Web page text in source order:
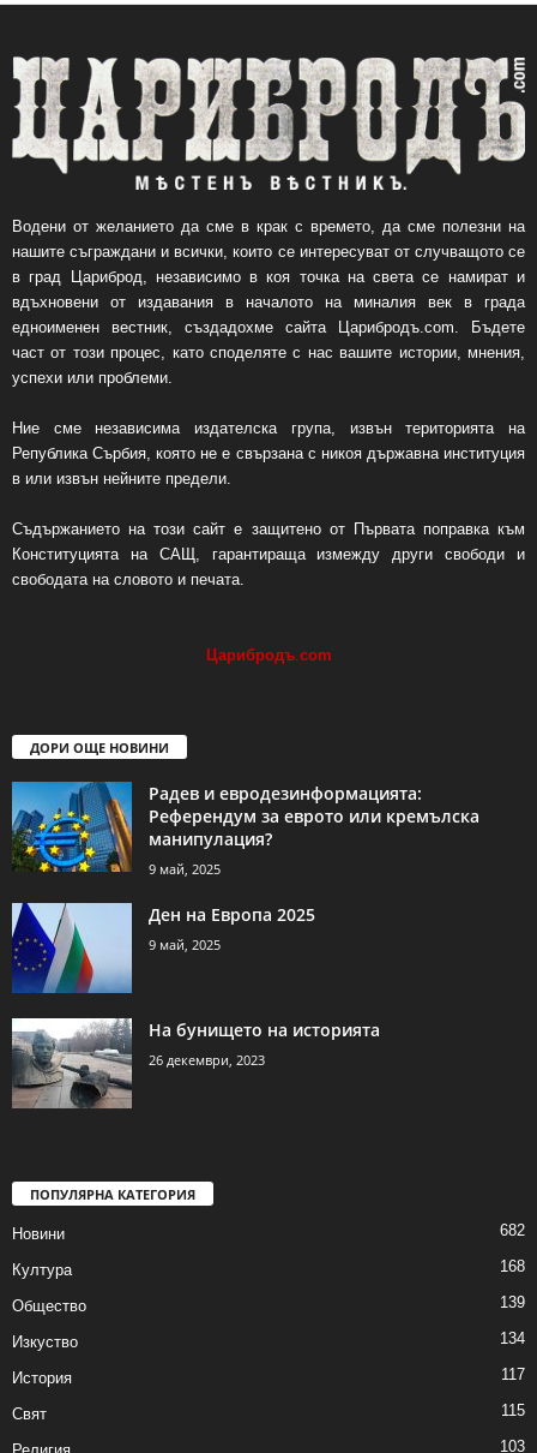
Водени от желанието да сме в крак с времето, да сме полезни на
нашите съграждани и всички, които се интересуват от случващото се
в град Цариброд, независимо в коя точка на света се намират и
вдъхновени от издавания в началото на миналия век в града
едноименен вестник, създадохме сайта Царибродъ.com. Бъдете
част от този процес, като споделяте с нас вашите истории, мнения,
успехи или проблеми.
Ние сме независима издателска група, извън територията на
Република Сърбия, която не е свързана с никоя държавна институция
в или извън нейните предели.
Съдържанието на този сайт е защитено от Първата поправка към
Конституцията на САЩ, гарантираща измежду други свободи и
свободата на словото и печата.
Царибродъ. com
ДОРИ ОЩЕ НОВИНИ
Радев и евродезинформацията:
Референдум за еврото или кремълска
манипулация?
9 май, 2025
Ден на Европа 2025
9 май, 2025
На бунището на историята
26 декември, 2023
ПОПУЛЯРНА КАТЕГОРИЯ
Новини 682
Култура 168
Общество 139
Изкуство 134
История 117
Свят 115
103